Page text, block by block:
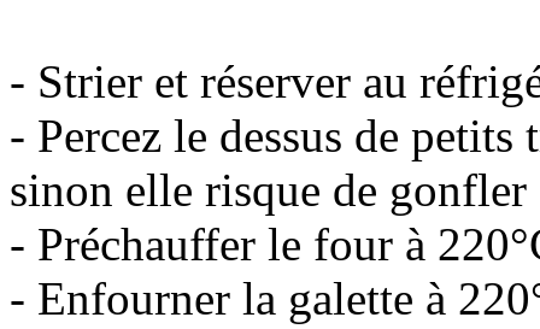
- Strier et réserver au
- Percez le dessus de
sinon elle risque de gonfler
- Préchauffer le four à
- Enfourner la galette à